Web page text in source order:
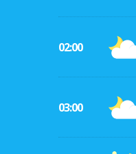
02:00
03:00